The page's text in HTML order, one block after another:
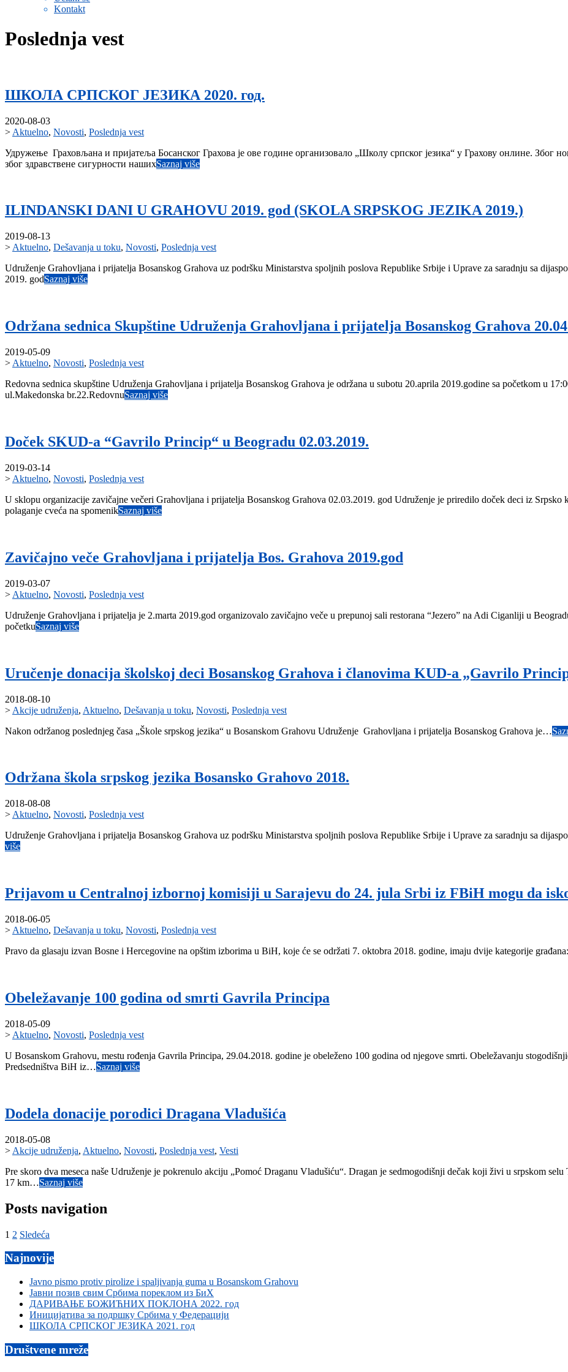
Kontakt
Poslednja vest
ШКОЛА СРПСКОГ ЈЕЗИКА 2020. год.
2020-08-03
> Aktuelno, Novosti, Poslednja vest
Удружење Граховљана и пријатеља Босанског Грахова je ове године организовало „Школу српског језика“ у Грахову онлине. Због
због здравствене сигурности нашихSaznaj više
ILINDANSKI DANI U GRAHOVU 2019. god (SKOLA SRPSKOG JEZIKA 2019.)
2019-08-13
> Aktuelno, Dešavanja u toku, Novosti, Poslednja vest
Udruženje Grahovljana i prijatelja Bosanskog Grahova uz podršku Ministarstva spoljnih poslova Republike Srbije i Uprave za saradnju sa
2019. godSaznaj više
Održana sednica Skupštine Udruženja Grahovljana i prijatelja Bosanskog Grahova
2019-05-09
> Aktuelno, Novosti, Poslednja vest
Redovna sednica skupštine Udruženja Grahovljana i prijatelja Bosanskog Grahova je održana u subotu 20.aprila 2019.godine sa početkom u
ul.Makedonska br.22.RedovnuSaznaj više
Doček SKUD-a “Gavrilo Princip“ u Beogradu 02.03.2019.
2019-03-14
> Aktuelno, Novosti, Poslednja vest
U sklopu organizacije zavičajne večeri Grahovljana i prijatelja Bosanskog Grahova 02.03.2019. god Udruženje je priredilo doček deci iz
polaganje cveća na spomenikSaznaj više
Zavičajno veče Grahovljana i prijatelja Bos. Grahova 2019.god
2019-03-07
> Aktuelno, Novosti, Poslednja vest
Udruženje Grahovljana i prijatelja je 2.marta 2019.god organizovalo zavičajno veče u prepunoj sali restorana “Jezero” na Adi Ciganliji u
početkuSaznaj više
Uručenje donacija školskoj deci Bosanskog Grahova i članovima KUD-a „Gavrilo
2018-08-10
> Akcije udruženja, Aktuelno, Dešavanja u toku, Novosti, Poslednja vest
Nakon održanog poslednjeg časa „Škole srpskog jezika“ u Bosanskom Grahovu Udruženje Grahovljana i prijatelja Bosanskog Grahova je…
Održana škola srpskog jezika Bosansko Grahovo 2018.
2018-08-08
> Aktuelno, Novosti, Poslednja vest
Udruženje Grahovljana i prijatelja Bosanskog Grahova uz podršku Ministarstva spoljnih poslova Republike Srbije i Uprave za saradnju sa
više
Prijavom u Centralnoj izbornoj komisiji u Sarajevu do 24. jula Srbi iz FBiH mogu da
2018-06-05
> Aktuelno, Dešavanja u toku, Novosti, Poslednja vest
Pravo da glasaju izvan Bosne i Hercegovine na opštim izborima u BiH, koje će se održati 7. oktobra 2018. godine, imaju dvije kategorije
Obeležavanje 100 godina od smrti Gavrila Principa
2018-05-09
> Aktuelno, Novosti, Poslednja vest
U Bosanskom Grahovu, mestu rođenja Gavrila Principa, 29.04.2018. godine je obeleženo 100 godina od njegove smrti. Obeležavanju
Predsedništva BiH iz…Saznaj više
Dodela donacije porodici Dragana Vladušića
2018-05-08
> Akcije udruženja, Aktuelno, Novosti, Poslednja vest, Vesti
Pre skoro dva meseca naše Udruženje je pokrenulo akciju „Pomoć Draganu Vladušiću“. Dragan je sedmogodišnji dečak koji živi u srpskom
17 km…Saznaj više
Posts navigation
1 2 Sledeća
Najnovije
Javno pismo protiv pirolize i spaljivanja guma u Bosanskom Grahovu
Јавни позив свим Србима пореклом из БиХ
ДАРИВАЊЕ БОЖИЋНИХ ПОКЛОНА 2022. год
Иницијатива за подршку Србима у Федерацији
ШКОЛА СРПСКОГ ЈЕЗИКА 2021. год
Društvene mreže